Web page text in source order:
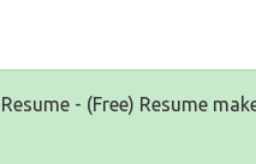
- (Free) Resume